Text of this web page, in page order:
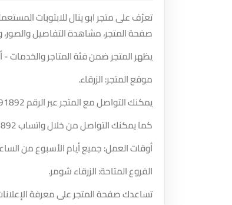
تعرّف على متجر ابو ينال للابتوبات
صفحة المتجر، مشاهدة التفاصيل
يظهر المتجر ضمن فئة المتاجر والخدمات -
موقع المتجر: الزرقاء.
يمكنك التواصل مع المتجر عبر الرقم
كما يمكنك التواصل من خلال واتساب
أوقات العمل: جميع أيام الأسبوع من الساعة 10:00 مساءً حتى الساعة 6:00
الفروع المتاحة: الزرقاء شومر.
تساعدك صفحة المتجر على معرفة